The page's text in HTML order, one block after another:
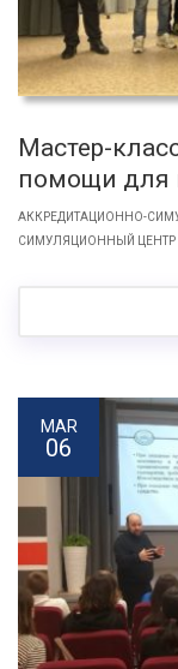
Мастер-
помощи для
АККРЕДИТАЦИОННО-
СИМУЛЯЦИОННЫЙ ЦЕНТР
MAR
06